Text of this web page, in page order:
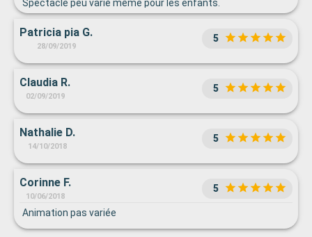
Spectacle peu varié même pour les enfants.
Patricia pia G.
28/09/2019
5
Claudia R.
02/09/2019
5
Nathalie D.
14/10/2018
5
Corinne F.
10/06/2018
5
Animation pas variée